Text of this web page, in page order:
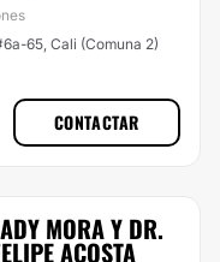
65, Cali (Comuna 2)
CONTACTAR
MORA Y DR.
ACOSTA